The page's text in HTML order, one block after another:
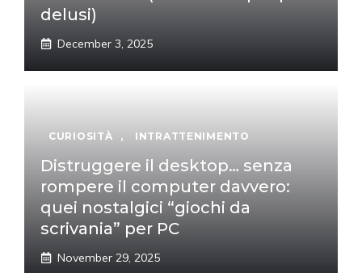
delusi)
December 3, 2025
CURIOSITÀ , INTRATTENIMENTO
Distruggere il desktop… senza
rompere il computer davvero:
quei nostalgici “giochi da
scrivania” per PC
November 29, 2025